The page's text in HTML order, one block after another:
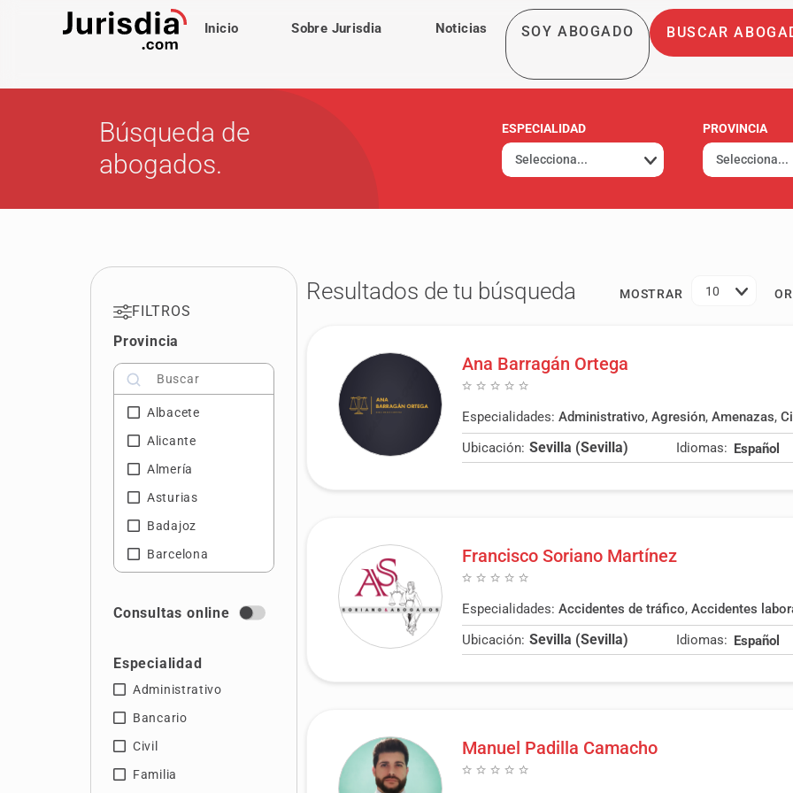
Inicio Sobre Jurisdia Noticias SOY ABOGADO BUSCAR
Búsqueda de
abogados.
ESPECIALIDAD PROVINCIA
FILTROS
Provincia
Albacete
Alicante
Almería
Asturias
Badajoz
Barcelona
Cáceres
Córdoba
Gerona
Granada
Huelva
Islas Baleares
Consultas online
Especialidad
Administrativo
Bancario
Civil
Familia
Resultados de tu búsqueda MOSTRAR 10
Ana Barragán Ortega
Especialidades: Administrativo, Agresión, Amenazas,
Ubicación: Sevilla (Sevilla) Idiomas: Español
Francisco Soriano Martínez
Especialidades: Accidentes de tráfico, Accidentes
Ubicación: Sevilla (Sevilla) Idiomas: Español
Manuel Padilla Camacho